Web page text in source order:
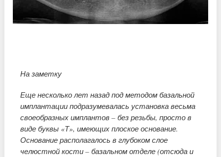
На заметку
Еще несколько лет назад под методом базальной
имплантации подразумевалась установка весьма
своеобразных имплантов – без резьбы, просто в
виде буквы «Т», имеющих плоское основание.
Основание располагалось в глубоком слое
челюстной кости – базальном отделе (отсюда и